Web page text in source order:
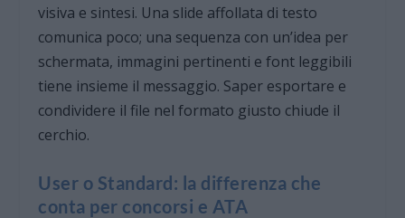
visiva e sintesi. Una slide affollata di testo
comunica poco; una sequenza con un’idea per
schermata, immagini pertinenti e font leggibili
tiene insieme il messaggio. Saper esportare e
condividere il file nel formato giusto chiude il
cerchio.
User o Standard: la differenza che
conta per concorsi e ATA